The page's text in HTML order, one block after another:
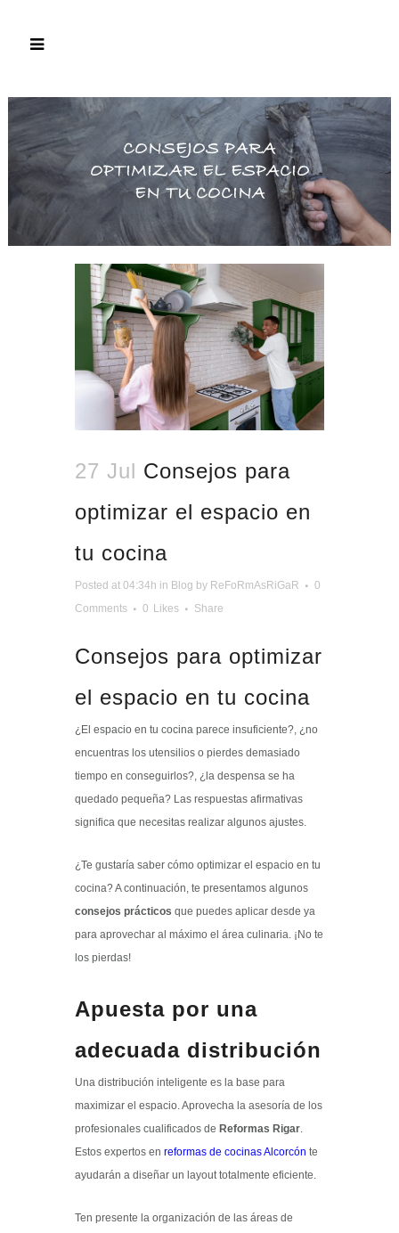
CONSEJOS PARA
OPTIMIZAR EL ESPACIO
EN TU COCINA
27 Jul Consejos para
optimizar el espacio en
tu cocina
Posted at 04:34h in Blog by ReFoRmAsRiGaR
0
Comments
0 Likes Share
Consejos para optimizar
el espacio en tu cocina
¿El espacio en tu cocina parece insuficiente?, ¿no
encuentras los utensilios o pierdes demasiado
tiempo en conseguirlos?, ¿la despensa se ha
quedado pequeña? Las respuestas afirmativas
significa que necesitas realizar algunos ajustes.
¿Te gustaría saber cómo optimizar el espacio en tu
cocina? A continuación, te presentamos algunos
consejos prácticos que puedes aplicar desde ya
para aprovechar al máximo el área culinaria. ¡No te
los pierdas!
Apuesta por una
adecuada distribución
Una distribución inteligente es la base para
maximizar el espacio. Aprovecha la asesoría de los
profesionales cualificados de Reformas Rigar
Estos expertos en reformas de cocinas Alcorcón te
ayudarán a diseñar un layout totalmente eficiente.
Ten presente la organización de las áreas de